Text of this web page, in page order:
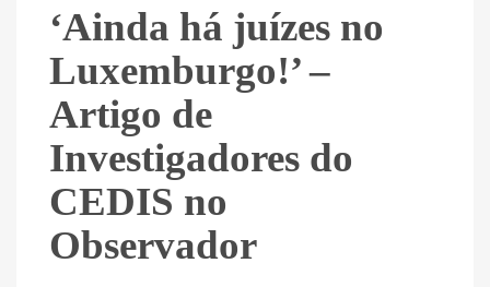
‘Ainda há juízes no
Luxemburgo!’ –
Artigo de
Investigadores do
CEDIS no
Observador